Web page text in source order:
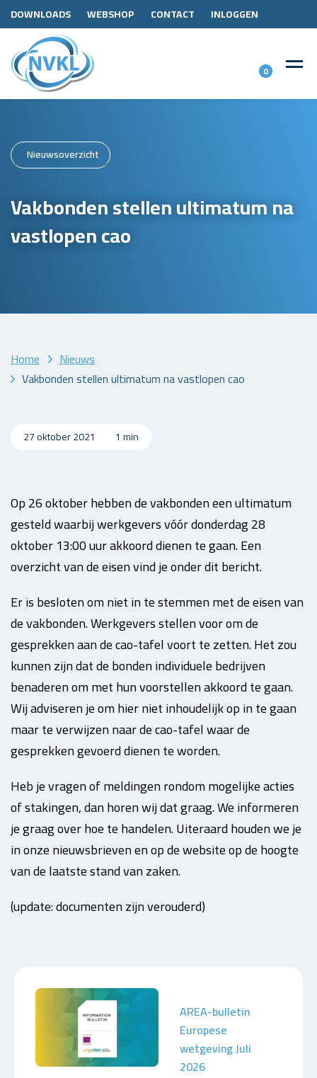
DOWNLOADS WEBSHOP CONTACT INLOGGEN
0
Nieuwsoverzicht
Vakbonden stellen ultimatum na
vastlopen cao
Home
Nieuws
Vakbonden stellen ultimatum na vastlopen cao
27 oktober 2021 1 min
Op 26 oktober hebben de vakbonden een ultimatum
gesteld waarbij werkgevers vóór donderdag 28
oktober 13:00 uur akkoord dienen te gaan. Een
overzicht van de eisen vind je onder dit bericht.
Er is besloten om niet in te stemmen met de eisen van
de vakbonden. Werkgevers stellen voor om de
gesprekken aan de cao-tafel voort te zetten. Het zou
kunnen zijn dat de bonden individuele bedrijven
benaderen om met hun voorstellen akkoord te gaan.
Wij adviseren je om hier niet inhoudelijk op in te gaan
maar te verwijzen naar de cao-tafel waar de
gesprekken gevoerd dienen te worden.
Heb je vragen of meldingen rondom mogelijke acties
of stakingen, dan horen wij dat graag. We informeren
je graag over hoe te handelen. Uiteraard houden we je
in onze nieuwsbrieven en op de website op de hoogte
van de laatste stand van zaken.
(update: documenten zijn verouderd)
AREA-bulletin
Europese
wetgeving Juli
2026